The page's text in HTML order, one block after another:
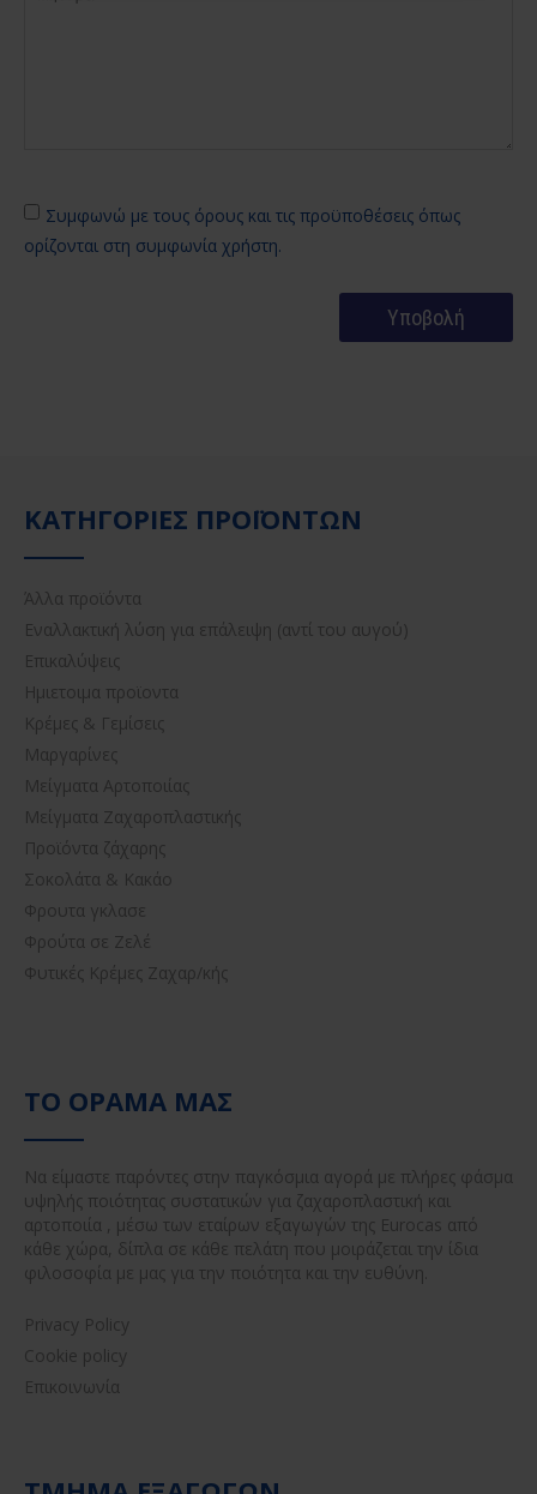
Συμφωνώ με τους όρους και τις προϋποθέσεις όπως
ορίζονται στη συμφωνία χρήστη.
ΚΑΤΗΓΟΡΊΕΣ ΠΡΟΪΌΝΤΩΝ
Άλλα προϊόντα
Εναλλακτική λύση για επάλειψη (αντί του αυγού)
Επικαλύψεις
Ημιετοιμα προϊοντα
Κρέμες & Γεμίσεις
Μαργαρίνες
Μείγματα Αρτοποιίας
Μείγματα Ζαχαροπλαστικής
Προϊόντα ζάχαρης
Σοκολάτα & Κακάο
Φρουτα γκλασε
Φρούτα σε Ζελέ
Φυτικές Κρέμες Ζαχαρ/κής
ΤΟ ΌΡΑΜΆ ΜΑΣ
Να είμαστε παρόντες στην παγκόσμια αγορά με πλήρες φάσμα
υψηλής ποιότητας συστατικών για ζαχαροπλαστική και
αρτοποιία , μέσω των εταίρων εξαγωγών της Eurocas από
κάθε χώρα, δίπλα σε κάθε πελάτη που μοιράζεται την ίδια
φιλοσοφία με μας για την ποιότητα και την ευθύνη.
Privacy Policy
Cookie policy
Επικοινωνία